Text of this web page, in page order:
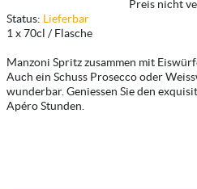
Preis nicht
Status: Lieferbar
1 x 70cl / Flasche
Manzoni Spritz zusammen mit
Auch ein Schuss Prosecco oder
wunderbar. Geniessen Sie den
Apéro Stunden.